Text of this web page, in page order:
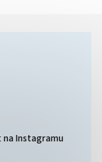
Instagramu